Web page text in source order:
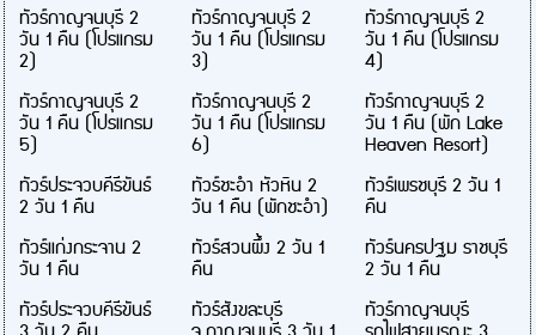
ทัวร์กาญจนบุรี 2
วัน 1 คืน (โปรแกรม
2)
ทัวร์กาญจนบุรี 2
วัน 1 คืน (โปรแกรม
3)
ทัวร์กาญจนบุรี 2
วัน 1 คืน (โปรแกรม
4)
ทัวร์กาญจนบุรี 2
วัน 1 คืน (โปรแกรม
5)
ทัวร์กาญจนบุรี 2
วัน 1 คืน (โปรแกรม
6)
ทัวร์กาญจนบุรี 2
วัน 1 คืน (พัก Lake
Heaven Resort)
ทัวร์ประจวบคีรีขันธ์
2 วัน 1 คืน
ทัวร์ชะอำ หัวหิน 2
วัน 1 คืน (พักชะอำ)
ทัวร์เพรชบุรี 2 วัน 1
คืน
ทัวร์แก่งกระจาน 2
วัน 1 คืน
ทัวร์สวนผึ้ง 2 วัน 1
คืน
ทัวร์นครปฐม ราชบุรี
2 วัน 1 คืน
ทัวร์ประจวบคีรีขันธ์
ทัวร์สังขละบุรี ทัวร์กาญจนบุรี